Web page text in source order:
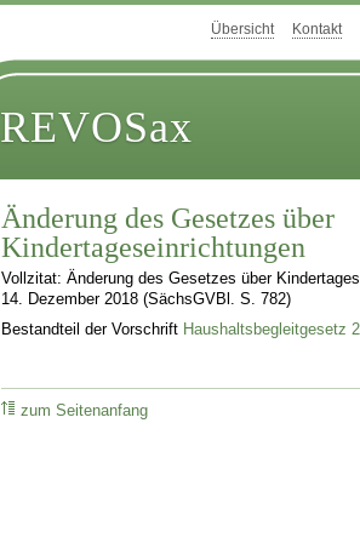
Übersicht Kontakt
REVOSax
Änderung des Gesetzes über
Kindertageseinrichtungen
Vollzitat: Änderung des Gesetzes über
14. Dezember 2018 (SächsGVBl. S. 782)
Bestandteil der Vorschrift Haushaltsbegleitgesetz
zum Seitenanfang